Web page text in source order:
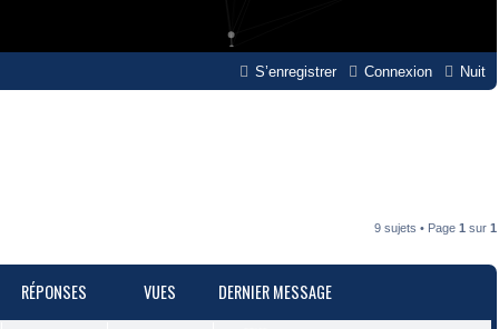
Nuit
Connexion
S’enregistrer
9 sujets • Page 1 sur 1
RÉPONSES VUES DERNIER MESSAGE